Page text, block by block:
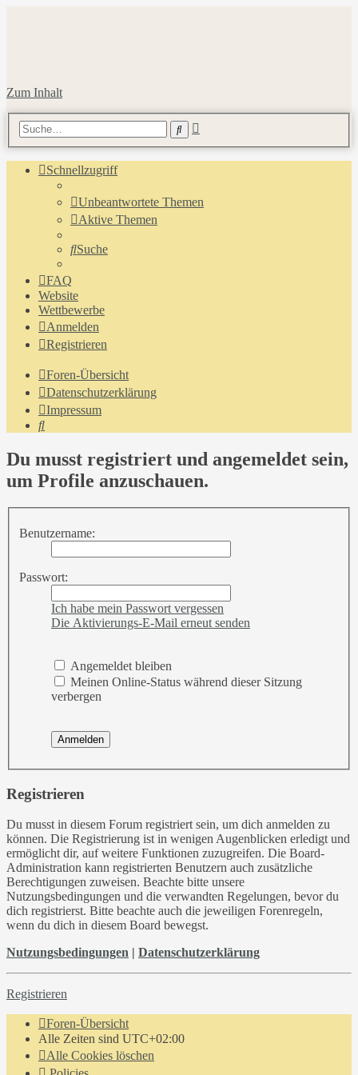
Zum Inhalt
Suche
Schnellzugriff
Unbeantwortete Themen
Aktive Themen
Suche
FAQ
Website
Wettbewerbe
Anmelden
Registrieren
Foren-Übersicht
Datenschutzerklärung
Impressum
Suche
Du musst registriert und angemeldet sein,
um Profile anzuschauen.
Benutzername:
Passwort:
Ich habe mein Passwort vergessen
Die Aktivierungs-E-Mail erneut senden
Angemeldet bleiben
Meinen Online-Status während dieser Sitzung
verbergen
Registrieren
Du musst in diesem Forum registriert sein, um dich anmelden zu
können. Die Registrierung ist in wenigen Augenblicken erledigt und
ermöglicht dir, auf weitere Funktionen zuzugreifen. Die Board-
Administration kann registrierten Benutzern auch zusätzliche
Berechtigungen zuweisen. Beachte bitte unsere
Nutzungsbedingungen und die verwandten Regelungen, bevor du
dich registrierst. Bitte beachte auch die jeweiligen Forenregeln,
wenn du dich in diesem Board bewegst.
Nutzungsbedingungen | Datenschutzerklärung
Registrieren
Foren-Übersicht
Alle Zeiten sind UTC+02:00
Alle Cookies löschen